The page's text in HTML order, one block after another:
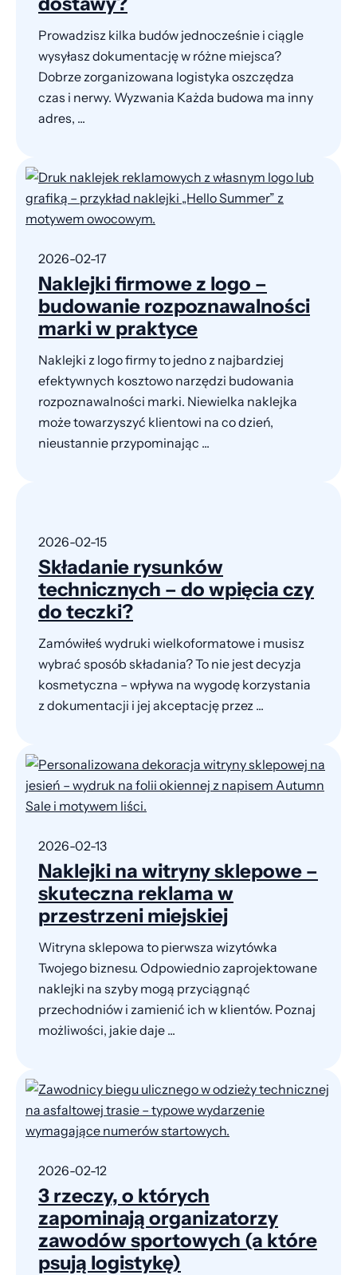
Prowadzisz kilka budów jednocześnie i ciągle
wysyłasz dokumentację w różne miejsca?
Dobrze zorganizowana logistyka oszczędza
czas i nerwy. Wyzwania Każda budowa ma inny
adres, ...
2026-02-17
Naklejki firmowe z logo –
budowanie rozpoznawalności
marki w praktyce
Naklejki z logo firmy to jedno z najbardziej
efektywnych kosztowo narzędzi budowania
rozpoznawalności marki. Niewielka naklejka
może towarzyszyć klientowi na co dzień,
nieustannie przypominając ...
2026-02-15
Składanie rysunków
technicznych – do wpięcia czy
do teczki?
Zamówiłeś wydruki wielkoformatowe i musisz
wybrać sposób składania? To nie jest decyzja
kosmetyczna – wpływa na wygodę korzystania
z dokumentacji i jej akceptację przez ...
2026-02-13
Naklejki na witryny sklepowe –
skuteczna reklama w
przestrzeni miejskiej
Witryna sklepowa to pierwsza wizytówka
Twojego biznesu. Odpowiednio zaprojektowane
naklejki na szyby mogą przyciągnąć
przechodniów i zamienić ich w klientów. Poznaj
możliwości, jakie daje ...
2026-02-12
3 rzeczy, o których
zapominają organizatorzy
zawodów sportowych (a które
psują logistykę)